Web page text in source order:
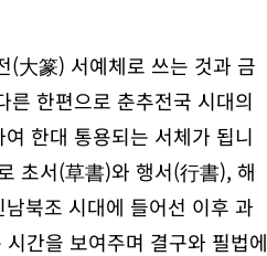
(大篆) 서예체로 쓰는 것과 금
한편으로 춘추전국 시대의
한대 통용되는 서체가 됩니
초서(草書)와 행서(行書), 해
북조 시대에 들어선 이후 과
간을 보여주며 결구와 필법에